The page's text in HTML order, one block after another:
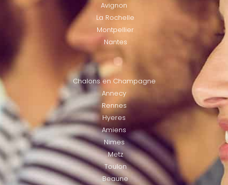
Avignon
La Rochelle
Montpellier
Nantes
LOCATIES
Chalons en Champagne
Annecy
Rennes
Hyeres
Amiens
Nimes
Metz
Toulon
Beaune